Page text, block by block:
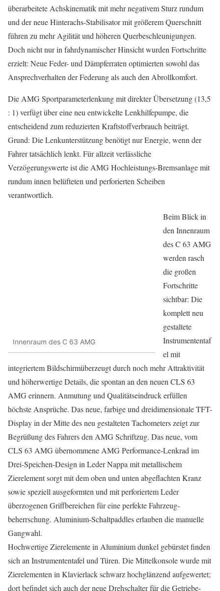
überarbeitete Achskinematik mit mehr negativem Sturz rundum
und der neue Hinterachs-Stabilisator mit größerem Querschnitt
führen zu mehr Agilität und höheren Querbeschleunigungen.
Doch nicht nur in fahrdynamischer Hinsicht wurden Fortschritte
erzielt: Neue Feder- und Dämpferraten optimierten sowohl das
Ansprechverhalten der Federung als auch den Abrollkomfort.
Die AMG Sportparameterlenkung mit direkter Übersetzung (13,5
: 1) verfügt über eine neu entwickelte Lenkhilfepumpe, die
entscheidend zum reduzierten Kraftstoffverbrauch beiträgt.
Grund: Die Lenkunterstützung benötigt nur Energie, wenn der
Fahrer tatsächlich lenkt. Für allzeit verlässliche
Verzögerungswerte ist die AMG Hochleistungs-Bremsanlage mit
rundum innen belüfteten und perforierten Scheiben
verantwortlich.
Innenraum des C 63 AMG
Beim Blick in
den Innenraum
des C 63 AMG
werden rasch
die großen
Fortschritte
sichtbar: Die
komplett neu
gestaltete
Instrumententaf
el mit
integriertem Bildschirmüberzeugt durch noch mehr Attraktivität
und höherwertige Details, die spontan an den neuen CLS 63
AMG erinnern. Anmutung und Qualitätseindruck erfüllen
höchste Ansprüche. Das neue, farbige und dreidimensionale TFT-
Display in der Mitte des neu gestalteten Tachometers zeigt zur
Begrüßung des Fahrers den AMG Schriftzug. Das neue, vom
CLS 63 AMG übernommene AMG Performance-Lenkrad im
Drei-Speichen-Design in Leder Nappa mit metallischem
Zierelement sorgt mit dem oben und unten abgeflachten Kranz
sowie speziell ausgeformten und mit perforiertem Leder
überzogenen Griffbereichen für eine perfekte Fahrzeug-
beherrschung. Aluminium-Schaltpaddles erlauben die manuelle
Gangwahl.
Hochwertige Zierelemente in Aluminium dunkel gebürstet finden
sich an Instrumententafel und Türen. Die Mittelkonsole wurde mit
Zierelementen in Klavierlack schwarz hochglänzend aufgewertet;
dort befindet sich auch der neue Drehschalter für die Getriebe-